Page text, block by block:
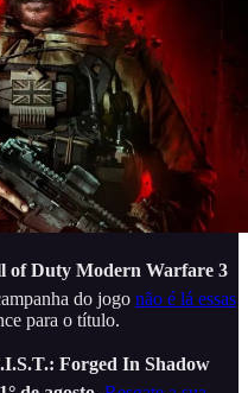
of Duty Modern Warfare 3
do jogo não é lá essas
para o título.
Forged In Shadow